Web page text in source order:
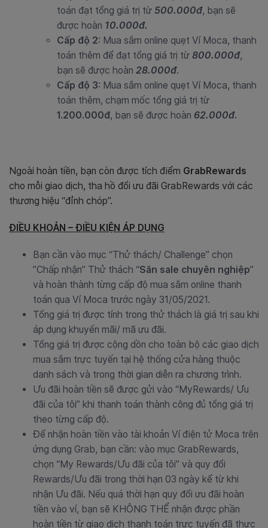
toán đạt tổng giá trị từ 500.000đ, bạn sẽ
được hoàn 10.000đ.
Cấp độ 2: Mua sắm online quẹt Ví Moca, thanh
toán thêm để đạt tổng giá trị từ 800.000đ,
bạn sẽ được hoàn 28.000đ.
Cấp độ 3: Mua sắm online quẹt Ví Moca, thanh
toán thêm, chạm mốc tổng giá trị từ
1.200.000đ, bạn sẽ được hoàn 62.000đ.
Ngoài hoàn tiền, bạn còn được tích điểm GrabRewards
cho mỗi giao dịch, tha hồ đổi ưu đãi GrabRewards với các
thương hiệu “đỉnh chóp”.
ĐIỀU KHOẢN – ĐIỀU KIỆN ÁP DỤNG
Bạn cần vào mục “Thử thách/ Challenge” chọn
”Chấp nhận” Thử thách “Săn sale chuyên nghiệp”
và hoàn thành từng cấp độ mua sắm online thanh
toán qua Ví Moca trước ngày 31/05/2021.
Tổng giá trị được tính trong thử thách là giá trị sau khi
áp dụng khuyến mãi/ mã ưu đãi.
Tổng giá trị được cộng dồn cho toàn bộ các giao dịch
mua sắm trực tuyến tại hệ thống cửa hàng thuộc
danh sách và trong thời gian diễn ra chương trình.
Ưu đãi hoàn tiền sẽ được gửi vào “MyRewards/ Ưu
đãi của tôi” khi thanh toán thành công đủ tổng giá trị
theo từng cấp độ.
Để nhận hoàn tiền vào tài khoản Ví điện tử Moca trên
ứng dụng Grab, bạn cần: vào mục GrabRewards,
chọn “My Rewards/Ưu đãi của tôi” và quy đổi
Rewards/Ưu đãi trong thời hạn 03 ngày kể từ khi
nhận Ưu đãi. Nếu quá thời hạn quy đổi ưu đãi hoàn
tiền vào ví, bạn sẽ KHÔNG THỂ nhận được phần
hoàn tiền từ giao dịch thanh toán trực tuyến đã thực